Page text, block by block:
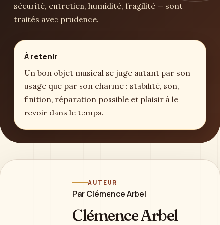
sécurité, entretien, humidité, fragilité — sont
traités avec prudence.
À retenir
Un bon objet musical se juge autant par son
usage que par son charme : stabilité, son,
finition, réparation possible et plaisir à le
revoir dans le temps.
AUTEUR
Par Clémence Arbel
Clémence Arbel